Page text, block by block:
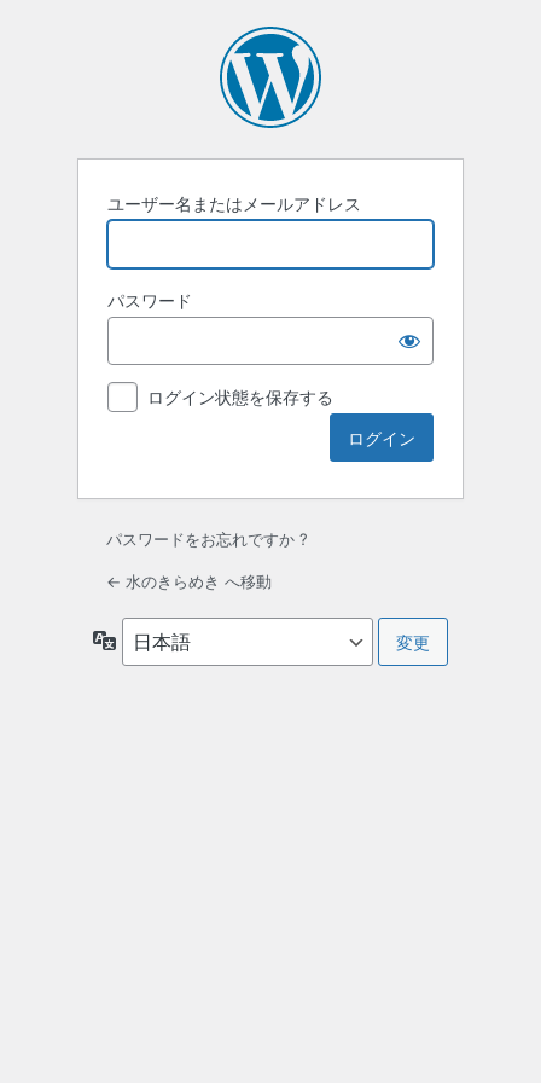
ユーザー名またはメールアドレス
パスワード
ログイン状態を保存する
パスワードをお忘れですか ?
← 水のきらめき へ移動
語